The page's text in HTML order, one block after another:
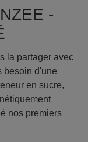
-
la partager avec
besoin d'une
en sucre,
nos premiers